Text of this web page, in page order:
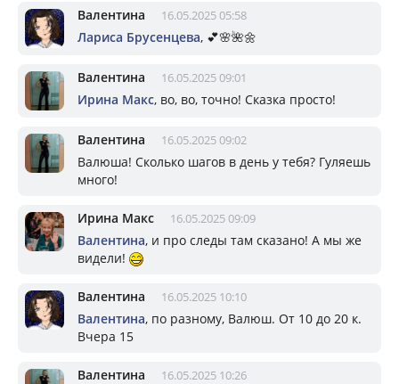
Валентина 16.05.2025 05:58
Лариса Брусенцева, 💕🌸🌺🌼
Валентина 16.05.2025 09:01
Ирина Макс, во, во, точно! Сказка просто!
Валентина 16.05.2025 09:02
Валюша! Сколько шагов в день у тебя? Гуляешь
много!
Ирина Макс 16.05.2025 09:09
Валентина, и про следы там сказано! А мы же
видели!
Валентина 16.05.2025 10:10
Валентина, по разному, Валюш. От 10 до 20 к.
Вчера 15
Валентина 16.05.2025 10:26